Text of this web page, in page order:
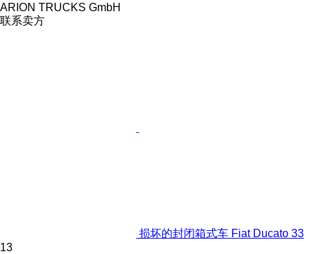
ARION TRUCKS GmbH
联系卖方
损坏的封闭箱式车 Fiat Ducato 33
13